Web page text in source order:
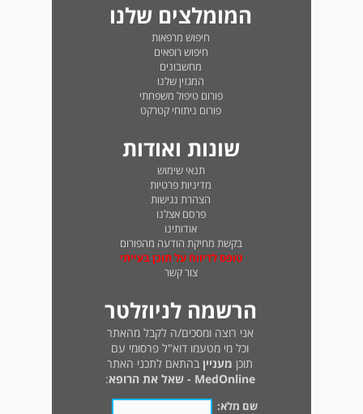
המומלצים שלנו
חיפוש מרפאות
חיפוש רופאים
מחשבונים
המגזין שלנו
פורום טיפול משפחתי
פורום ניתוחי קטרקט
שונות ואודות
תנאי שימוש
מדיניות פרטיות
הצהרת נגישות
פרסם אצלנו
אודותינו
בקשת מחיקת הודעה מהפורום
טופס לדיווח על תוכן בעייתי
צור קשר
הרשמה לניוזלטר
אני רוצה ומסכים/ה לקבל מהאתר
וכל מי מטעמו דוא"ל פרסומי עם
תוכן מעניין בהתאם לתכני האתר
MedOnline - שאל את הרופא
:
שם מלא: